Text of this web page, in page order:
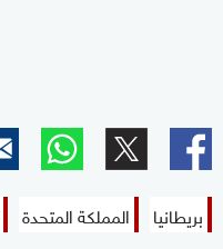
بريطانيا المملكة المتحدة